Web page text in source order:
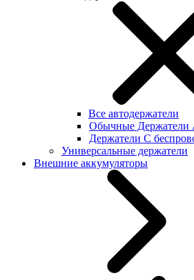
Все автодержатели
Обычные Держатели
Держатели С
Универсальные держатели
Внешние аккумуляторы